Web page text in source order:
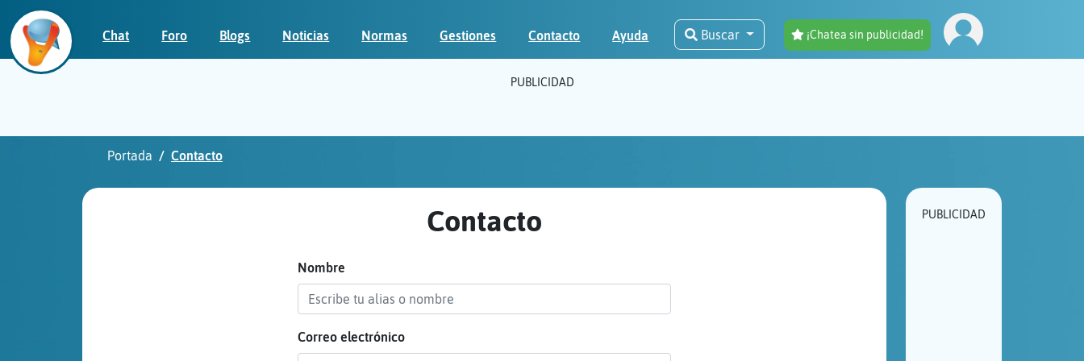
Chat Foro Blogs Noticias Normas Gestiones Contacto Ayuda Buscar ¡Chatea sin publicidad!
PUBLICIDAD
Portada Contacto
Contacto
Nombre
Correo electrónico
PUBLICIDAD
Iniciar